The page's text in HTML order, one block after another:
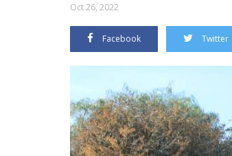
Oct 26, 2022
Facebook Twitter